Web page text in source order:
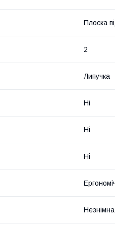
Плоска
2
Липучка
Ні
Ні
Ні
Незнімна